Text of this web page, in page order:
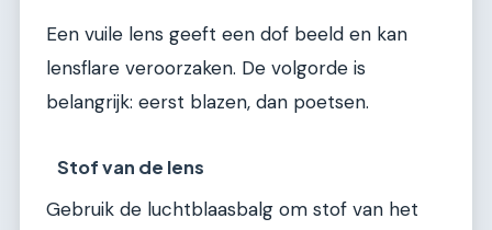
Een vuile lens geeft een dof beeld en kan
lensflare veroorzaken. De volgorde is
belangrijk: eerst blazen, dan poetsen.
Stof van de lens
Gebruik de luchtblaasbalg om stof van het